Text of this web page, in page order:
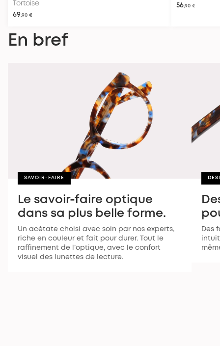
Tortoise
69,90 €
56,90 €
En bref
SAVOIR-FAIRE
Le savoir-faire optique
dans sa plus belle forme.
Un acétate choisi avec soin par nos experts,
riche en couleur et fait pour durer. Tout le
raffinement de l’optique, avec le confort
visuel des lunettes de lecture.
Des